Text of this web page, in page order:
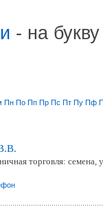
- на
Пн По Пп Пр Пс Пт Пу Пф
торговля: семена,